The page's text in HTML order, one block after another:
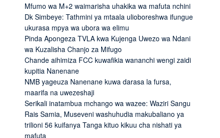
Mfumo wa M+2 waimarisha uhakika wa mafuta nchini
Dk Simbeye: Tathmini ya mtaala ulioboreshwa ifungue
ukurasa mpya wa ubora wa elimu
Pinda Apongeza TVLA kwa Kujenga Uwezo wa Ndani
wa Kuzalisha Chanjo za Mifugo
Chande aihimiza FCC kuwafikia wananchi wengi zaidi
kupitia Nanenane
NMB yageuza Nanenane kuwa darasa la fursa,
maarifa na uwezeshaji
Serikali inatambua mchango wa wazee: Waziri Sangu
Rais Samia, Museveni washuhudia makubaliano ya
trilioni 56 kuifanya Tanga kituo kikuu cha nishati ya
mafuta